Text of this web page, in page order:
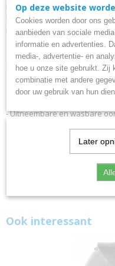
Type
Jet helm
De Vito Jet Moda is perfect
brommerhelm. Als
bij hogere snelheden mist hij
comfortabel.
Eigenschappen:
- Polycarbonaat helmschaal
- Uitstekende pasvorm
- Fashion design en vizier
- Uitneembare en wasbare
- Passend in de meeste buddy-
- Gebruiksvriendelijke
- ECE 22.06 gekeurd voor
Ook interessant
Op deze website
Cookies worden door ons
aanbieden van sociale
informatie en advertenties.
media-, advertentie- en
hoe u onze site gebruikt. Zij
combinatie met andere
door uw gebruik van hun
Later